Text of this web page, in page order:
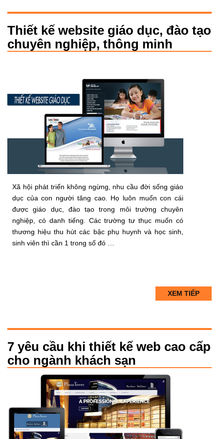
Thiết kế website giáo dục, đào tạo
chuyên nghiệp, thông minh
Xã hội phát triển không ngừng, nhu cầu đời sống giáo
dục của con người tăng cao. Họ luôn muốn con cái
được giáo dục, đào tạo trong môi trường chuyên
nghiệp, có danh tiếng. Các trường tư thục muốn có
thương hiệu thu hút các bậc phụ huynh và học sinh,
sinh viên thì cần 1 trong số đó …
XEM TIẾP
7 yêu cầu khi thiết kế web cao cấp
cho ngành khách sạn